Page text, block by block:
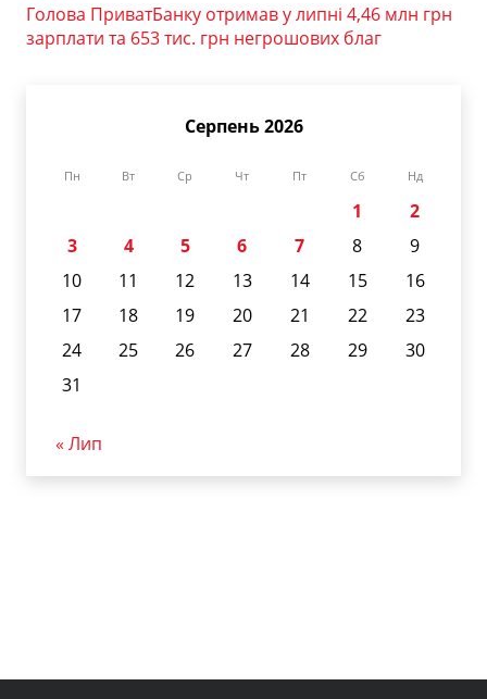
Голова ПриватБанку отримав у липні 4,46 млн грн
зарплати та 653 тис. грн негрошових благ
Серпень 2026
Пн Вт Ср Чт Пт Сб Нд
1
2
3
4 5 6 7 8
9
10
11 12 13 14 15
16
17
18 19 20 21 22
23
24
25 26 27 28 29
30
31
« Лип